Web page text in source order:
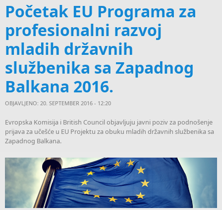
Početak EU Programa za
profesionalni razvoj
mladih državnih
službenika sa Zapadnog
Balkana 2016.
OBJAVLJENO: 20. SEPTEMBER 2016 - 12:20
Evropska Komisija i British Council objavljuju javni poziv za podnošenje
prijava za učešće u EU Projektu za obuku mladih državnih službenika sa
Zapadnog Balkana.